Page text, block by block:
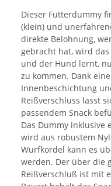
Dieser Futterdummy
(klein) und
direkte Belohnung,
gebracht hat, wird
und der Hund lernt,
zu kommen. Dank
Innenbeschichtung
Reißverschluss lässt
passendem Snack
Das Dummy inklusive
wird aus robustem
Wurfkordel kann es
werden. Der über die
Reißverschluß ist mit